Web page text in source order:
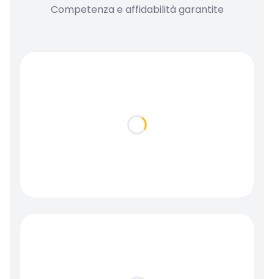
Competenza e affidabilità garantite
Loading...